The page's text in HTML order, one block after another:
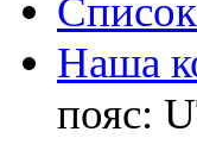
Наша
пояс: